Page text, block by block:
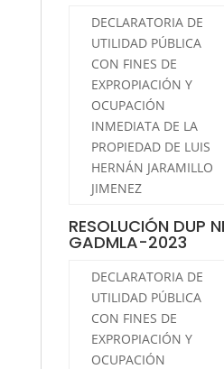
DECLARATORIA DE
UTILIDAD PÚBLICA
CON FINES DE
EXPROPIACIÓN Y
OCUPACIÓN
INMEDIATA DE LA
PROPIEDAD DE LUIS
HERNÁN JARAMILLO
JIMENEZ
RESOLUCIÓN DUP
GADMLA-2023
DECLARATORIA DE
UTILIDAD PÚBLICA
CON FINES DE
EXPROPIACIÓN Y
OCUPACIÓN